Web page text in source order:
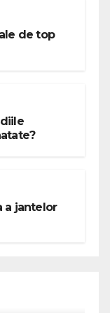
de top
a jantelor